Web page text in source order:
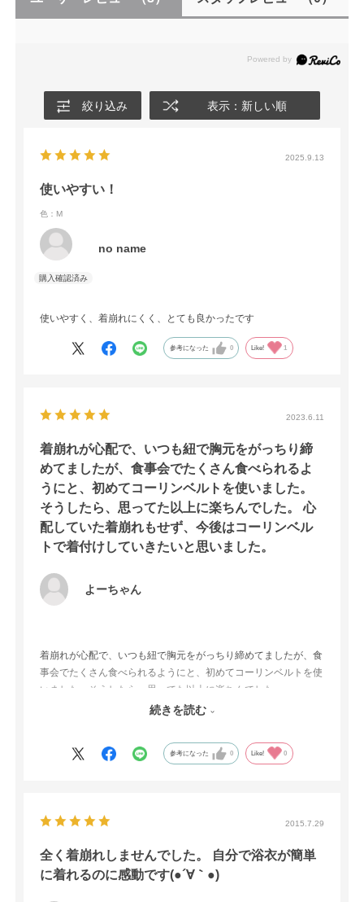
絞り込み 表示：新しい順
2025.9.13
使いやすい！
色：M
no name
使いやすく、着崩れにくく、とても良かったです
参考になった 0 Like! 1
2023.6.11
着崩れが心配で、いつも紐で胸元をがっちり締
めてましたが、食事会でたくさん食べられるよ
うにと、初めてコーリンベルトを使いました。
そうしたら、思ってた以上に楽ちんでした。 心
配していた着崩れもせず、今後はコーリンベル
トで着付けしていきたいと思いました。
よーちゃん
着崩れが心配で、いつも紐で胸元をがっちり締めてましたが、食
事会でたくさん食べられるようにと、初めてコーリンベルトを使
いました。そうしたら、思ってた以上に楽ちんでした。
心配していた着崩れもせず、今後はコーリンベルトで着付けして
続きを読む
参考になった 0 Like! 0
2015.7.29
全く着崩れしませんでした。 自分で浴衣が簡単
に着れるのに感動です(●´∀｀●)